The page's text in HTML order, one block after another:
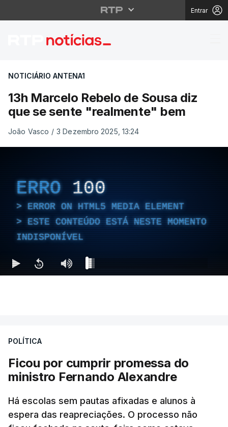
Entrar
13h Marcelo Rebelo
NOTICIÁRIO ANTENA1
13h Marcelo Rebelo de Sousa diz
que se sente "realmente" bem
João Vasco / 3 Dezembro 2025, 13:24
ERRO 100
ERROR ON HTML5 MEDIA ELEMENT
ESTE CONTEÚDO ESTÁ NESTE MOMENTO
INDISPONÍVEL
POLÍTICA
Ficou por cumprir promessa do
ministro Fernando Alexandre
Há escolas sem pautas afixadas e alunos à
espera das reapreciações. O processo não